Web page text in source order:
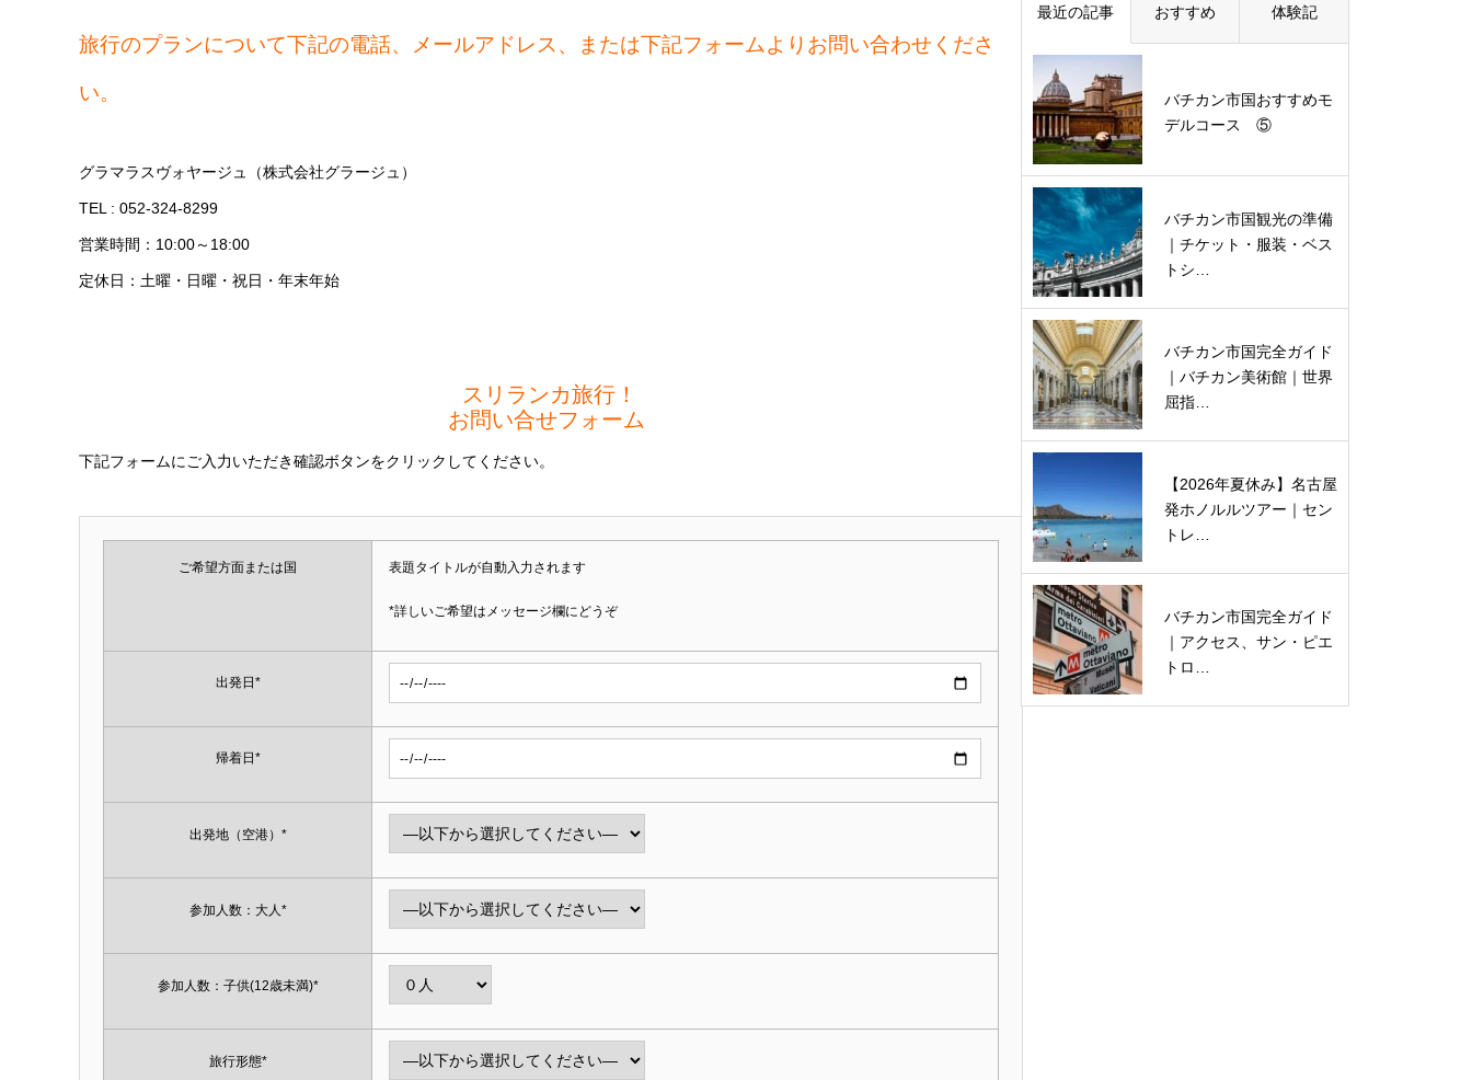
旅行のプランについて下記の電話、メールアドレス、または下記フォームよりお問い合わせくださ
い。
グラマラスヴォヤージュ（株式会社グラージュ）
TEL : 052-324-8299
営業時間：10:00～18:00
定休日：土曜・日曜・祝日・年末年始
スリランカ旅行！
お問い合せフォーム
下記フォームにご入力いただき確認ボタンをクリックしてください。
ご希望方面または国 表題タイトルが自動入力されます
*詳しいご希望はメッセージ欄にどうぞ
出発日*
帰着日*
出発地（空港）*
参加人数：大人*
参加人数：子供(12歳未満)*
旅行形態*
最近の記事 おすすめ 体験記
バチカン市国おすすめモ
デルコース ⑤
バチカン市国観光の準備
｜チケット・服装・ベス
トシ…
バチカン市国完全ガイド
｜バチカン美術館｜世界
屈指…
【2026年夏休み】名古屋
発ホノルルツアー｜セン
トレ…
バチカン市国完全ガイド
｜アクセス、サン・ピエ
トロ…